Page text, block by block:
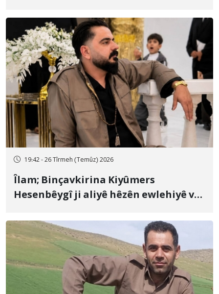
19:42 - 26 Tîrmeh (Temûz) 2026
Îlam; Binçavkirina Kiyûmers
Hesenbêygî ji aliyê hêzên ewlehiyê ve